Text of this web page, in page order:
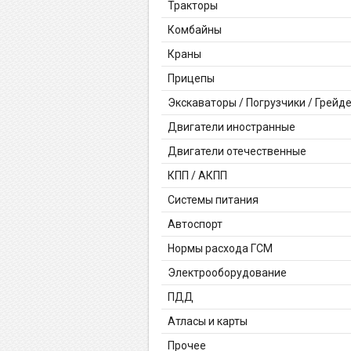
Тракторы
Комбайны
Краны
Прицепы
Экскаваторы / Погрузчики /
Двигатели иностранные
Двигатели отечественные
КПП / АКПП
Системы питания
Автоспорт
Нормы расхода ГСМ
Электрооборудование
ПДД
Атласы и карты
Прочее